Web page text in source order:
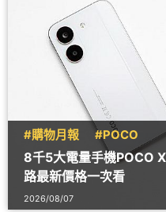
#購物月報 #POCO
8千5大電量手機POCO
路最新價格一次看
2026/08/07